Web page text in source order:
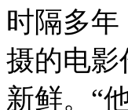
时隔多年
摄的电影
新鲜。“